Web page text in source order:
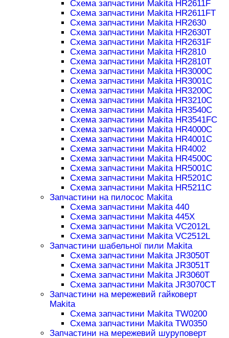
Схема запчастини Makita HR2611F
Схема запчастини Makita HR2611FT
Схема запчастини Makita HR2630
Схема запчастини Makita HR2630T
Схема запчастини Makita HR2631F
Схема запчастини Makita HR2810
Схема запчастини Makita HR2810T
Схема запчастини Makita HR3000C
Схема запчастини Makita HR3001C
Схема запчастини Makita HR3200C
Схема запчастини Makita HR3210C
Схема запчастини Makita HR3540C
Схема запчастини Makita HR3541FC
Схема запчастини Makita HR4000C
Схема запчастини Makita HR4001C
Схема запчастини Makita HR4002
Схема запчастини Makita HR4500C
Схема запчастини Makita HR5001C
Схема запчастини Makita HR5201C
Схема запчастини Makita HR5211C
Запчастини на пилосос Makita
Схема запчастини Makita 440
Схема запчастини Makita 445X
Схема запчастини Makita VC2012L
Схема запчастини Makita VC2512L
Запчастини шабельної пили Makita
Схема запчастини Makita JR3050T
Схема запчастини Makita JR3051T
Схема запчастини Makita JR3060T
Схема запчастини Makita JR3070CT
Запчастини на мережевий гайковерт
Makita
Схема запчастини Makita TW0200
Схема запчастини Makita TW0350
Запчастини на мережевий шуруповерт